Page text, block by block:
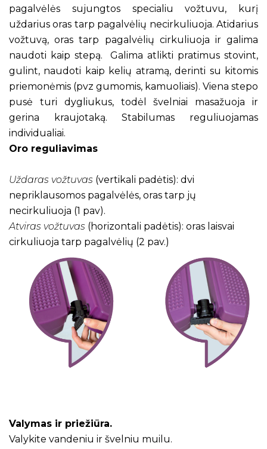
pagalvėlės sujungtos specialiu vožtuvu, kurį
uždarius oras tarp pagalvėlių necirkuliuoja. Atidarius
vožtuvą, oras tarp pagalvėlių cirkuliuoja ir galima
naudoti kaip stepą. Galima atlikti pratimus stovint,
gulint, naudoti kaip kelių atramą, derinti su kitomis
priemonėmis (pvz gumomis, kamuoliais). Viena stepo
pusė turi dygliukus, todėl švelniai masažuoja ir
gerina kraujotaką. Stabilumas reguliuojamas
individualiai.
Oro reguliavimas
Uždaras vožtuvas (vertikali padėtis): dvi
nepriklausomos pagalvėlės, oras tarp jų
necirkuliuoja (1 pav).
Atviras vožtuvas (horizontali padėtis): oras laisvai
cirkuliuoja tarp pagalvėlių (2 pav.)
Valymas ir priežiūra.
Valykite vandeniu ir švelniu muilu.